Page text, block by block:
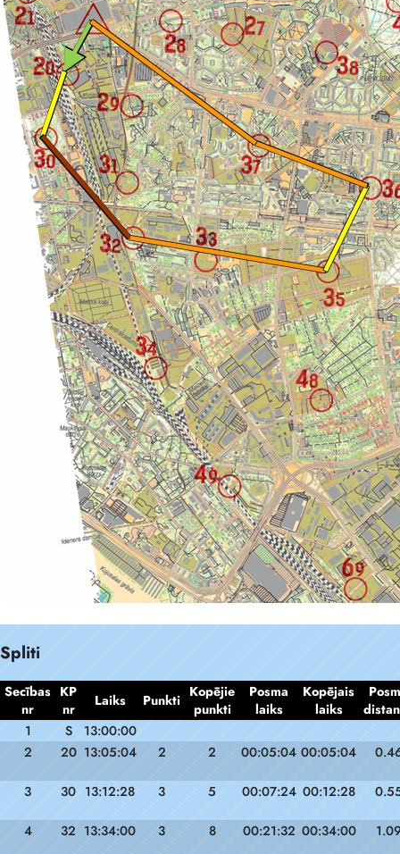
Spliti
Secības
nr
KP
nr
Laiks Punkti Kopējie
punkti
Posma
laiks
Kopējais
laiks
1
S
13:00:00
2
20 13:05:04 2 2 00:05:04 00:05:04
3 30 13:12:28 3 5 00:07:24 00:12:28
4 32 13:34:00 3 8 00:21:32 00:34:00